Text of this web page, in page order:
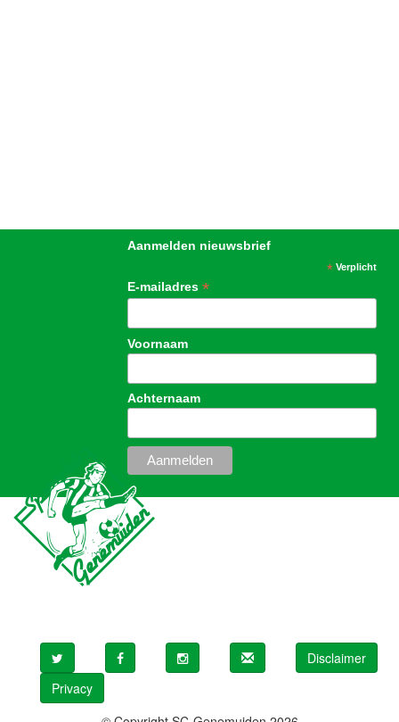
Aanmelden nieuwsbrief
*Verplicht
E-mailadres*
Voornaam
Achternaam
Disclaimer
Privacy